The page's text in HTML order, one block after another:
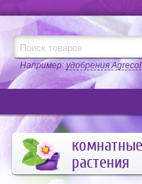
Например:удобрения Agrecol
комнатные
растения